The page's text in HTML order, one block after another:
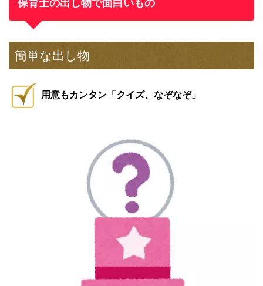
保育士の出し物で面白いもの
簡単な出し物
用意もカンタン「クイズ、なぞなぞ」